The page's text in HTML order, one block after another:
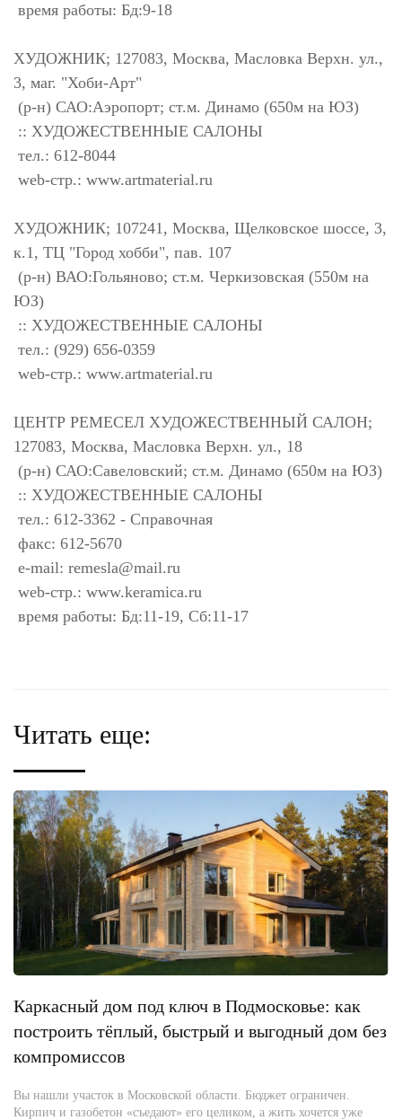
время работы: Бд:9-18
ХУДОЖНИК; 127083, Москва, Масловка Верхн. ул.,
3, маг. "Хоби-Арт"
(р-н) САО:Аэропорт; ст.м. Динамо (650м на ЮЗ)
:: ХУДОЖЕСТВЕННЫЕ САЛОНЫ
тел.: 612-8044
web-стр.: www.artmaterial.ru
ХУДОЖНИК; 107241, Москва, Щелковское шоссе, 3,
к.1, ТЦ "Город хобби", пав. 107
(р-н) ВАО:Гольяново; ст.м. Черкизовская (550м на
ЮЗ)
:: ХУДОЖЕСТВЕННЫЕ САЛОНЫ
тел.: (929) 656-0359
web-стр.: www.artmaterial.ru
ЦЕНТР РЕМЕСЕЛ ХУДОЖЕСТВЕННЫЙ САЛОН;
127083, Москва, Масловка Верхн. ул., 18
(р-н) САО:Савеловский; ст.м. Динамо (650м на ЮЗ)
:: ХУДОЖЕСТВЕННЫЕ САЛОНЫ
тел.: 612-3362 - Справочная
факс: 612-5670
e-mail: remesla@mail.ru
web-стр.: www.keramica.ru
время работы: Бд:11-19, Сб:11-17
Читать еще:
Каркасный дом под ключ в Подмосковье: как
построить тёплый, быстрый и выгодный дом без
компромиссов
Вы нашли участок в Московской области. Бюджет ограничен.
Кирпич и газобетон «съедают» его целиком, а жить хочется уже